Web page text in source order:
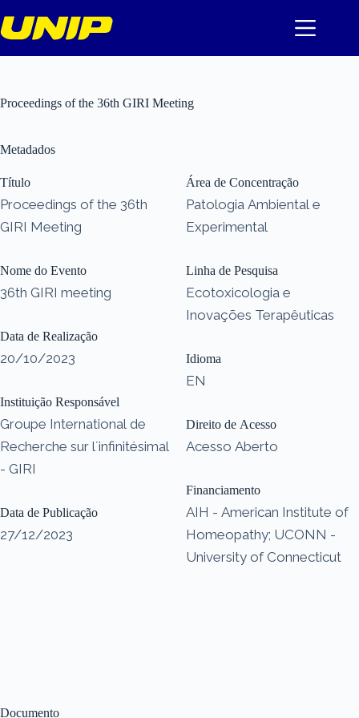
para
o
Proceedings of the 36th GIRI Meeting
Documento
Metadados
Título
Proceedings of the 36th
GIRI Meeting
Nome do Evento
36th GIRI meeting
Data de Realização
20/10/2023
Instituição Responsável
Groupe International de
Recherche sur l´infinitésimal
- GIRI
Data de Publicação
27/12/2023
Área de Concentração
Patologia Ambiental e
Experimental
Linha de Pesquisa
Ecotoxicologia e
Inovações Terapêuticas
Idioma
EN
Direito de Acesso
Acesso Aberto
Financiamento
AIH - American Institute of
Homeopathy; UCONN -
University of Connecticut